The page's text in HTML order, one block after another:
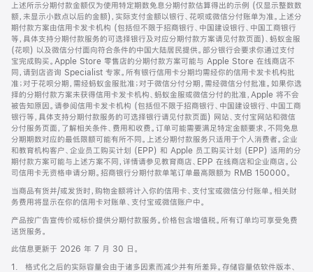
注
上述所示分期付款金额仅为使用特定期数免息分期付款估算得出的示例 (仅显示整数数
额，未显示小数点以后的金额)，实际支付金额以银行、花呗或微信分付账单为准。上述分
期付款方案由信用卡发卡机构 (包括但不限于招商银行、中国建设银行、中国工商银行
等，具体支持分期付款服务的可选择银行及对应分期付款方案请见付款页面)、蚂蚁金服
(花呗) 以及微信分付面向符合条件的中国大陆居民提供。部分银行会要求你通过支付
宝完成购买。Apple Store 零售店的分期付款方案可能与 Apple Store 在线商店不
同，请到店咨询 Specialist 专家。所有银行信用卡分期均需经你的信用卡发卡机构批
准；对于花呗分期，需经蚂蚁金服批准；对于微信分付分期，需经微信分付批准。如果你选
择的分期付款方案未获得信用卡发卡机构、蚂蚁金服或微信分付的批准，Apple 将不会
被告知原因。请参阅信用卡发卡机构 (包括但不限于招商银行、中国建设银行、中国工商
银行等，具体支持分期付款服务的可选择银行请见付款页面) 网站、支付宝网站和微信
分付服务页面，了解相关条件、费用和收费。订单可能需要满足特定金额要求，不同免息
分期期数对应的最低限额可能有所不同。上述分期付款服务只适用于个人消费者。企业
和教育机构客户、企业员工购买计划 (EPP) 和 Apple 员工购买计划 (EPP) 适用的分
期付款方案可能与上述方案不同，详情请参见教育商店、EPP 在线商店和企业商店。公
司信用卡无资格申请分期。招商银行分期付款单笔订单最高限额为 RMB 150000。
当商品有货并/或发货时，购物金额将计入你的信用卡、支付宝或微信分付账单。相关财
务费用将显示在你的信用卡对账单、支付宝或微信账户中。
产品按广告宣传价或标价提供分期付款服务。价格包含增值税。所有订单均可享受免费
送货服务。
此信息更新于 2026 年 7 月 30 日。
脚
1.
格式化之后的实际容量会由于诸多因素而减少并有所差异。存储容量依软件版本、